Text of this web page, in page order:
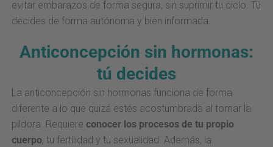
evitar embarazos de forma segura, sin suprimir tu ciclo. Tú
decides de forma autónoma y bien informada.
Anticoncepción sin hormonas:
tú decides
La anticoncepción sin hormonas funciona de forma
diferente a lo que quizá estés acostumbrada al tomar la
píldora. Requiere conocer los procesos de tu propio
cuerpo, tu fertilidad y tu sexualidad. Además, la